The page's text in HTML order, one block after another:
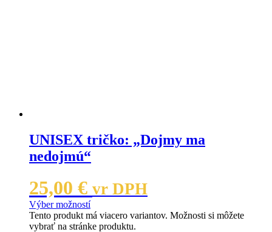
UNISEX tričko: „Dojmy ma
nedojmú“
25,00 € vr DPH
Výber možností
Tento produkt má viacero variantov. Možnosti si môžete
vybrať na stránke produktu.